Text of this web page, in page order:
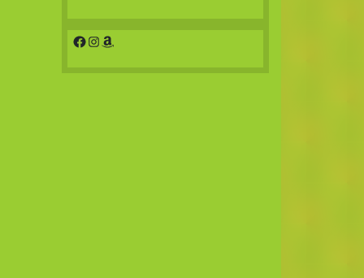
Facebook
Instagram
Amazon